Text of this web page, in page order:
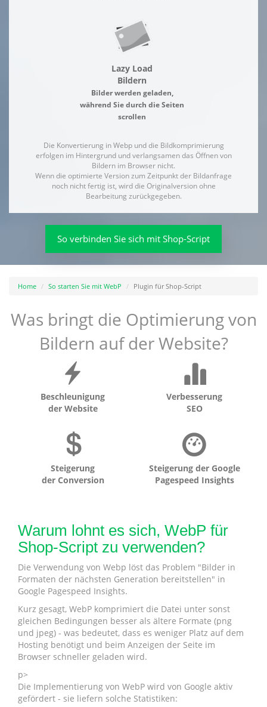
Lazy Load
Bildern
Bilder werden geladen,
während Sie durch die Seiten
scrollen
Die Konvertierung in Webp und die Bildkomprimierung
erfolgen im Hintergrund und verlangsamen das Öffnen von
Bildern im Browser nicht.
Wenn die optimierte Version zum Zeitpunkt der Bildanfrage
noch nicht fertig ist, wird die Originalversion ohne
Bearbeitung zurückgegeben.
So verbinden Sie sich mit Shop-Script
Home So starten Sie mit WebP Plugin für Shop-Script
Was bringt die Optimierung von
Bildern auf der Website?
Beschleunigung
der Website
Verbesserung
SEO
Steigerung
der Conversion
Steigerung der Google
Pagespeed Insights
Warum lohnt es sich, WebP für
Shop-Script zu verwenden?
Die Verwendung von Webp löst das Problem "Bilder in
Formaten der nächsten Generation bereitstellen" in
Google Pagespeed Insights.
Kurz gesagt, WebP komprimiert die Datei unter sonst
gleichen Bedingungen besser als ältere Formate (png
und jpeg) - was bedeutet, dass es weniger Platz auf dem
Hosting benötigt und beim Anzeigen der Seite im
Browser schneller geladen wird.
p>
Die Implementierung von WebP wird von Google aktiv
gefördert - sie liefern solche Statistiken: